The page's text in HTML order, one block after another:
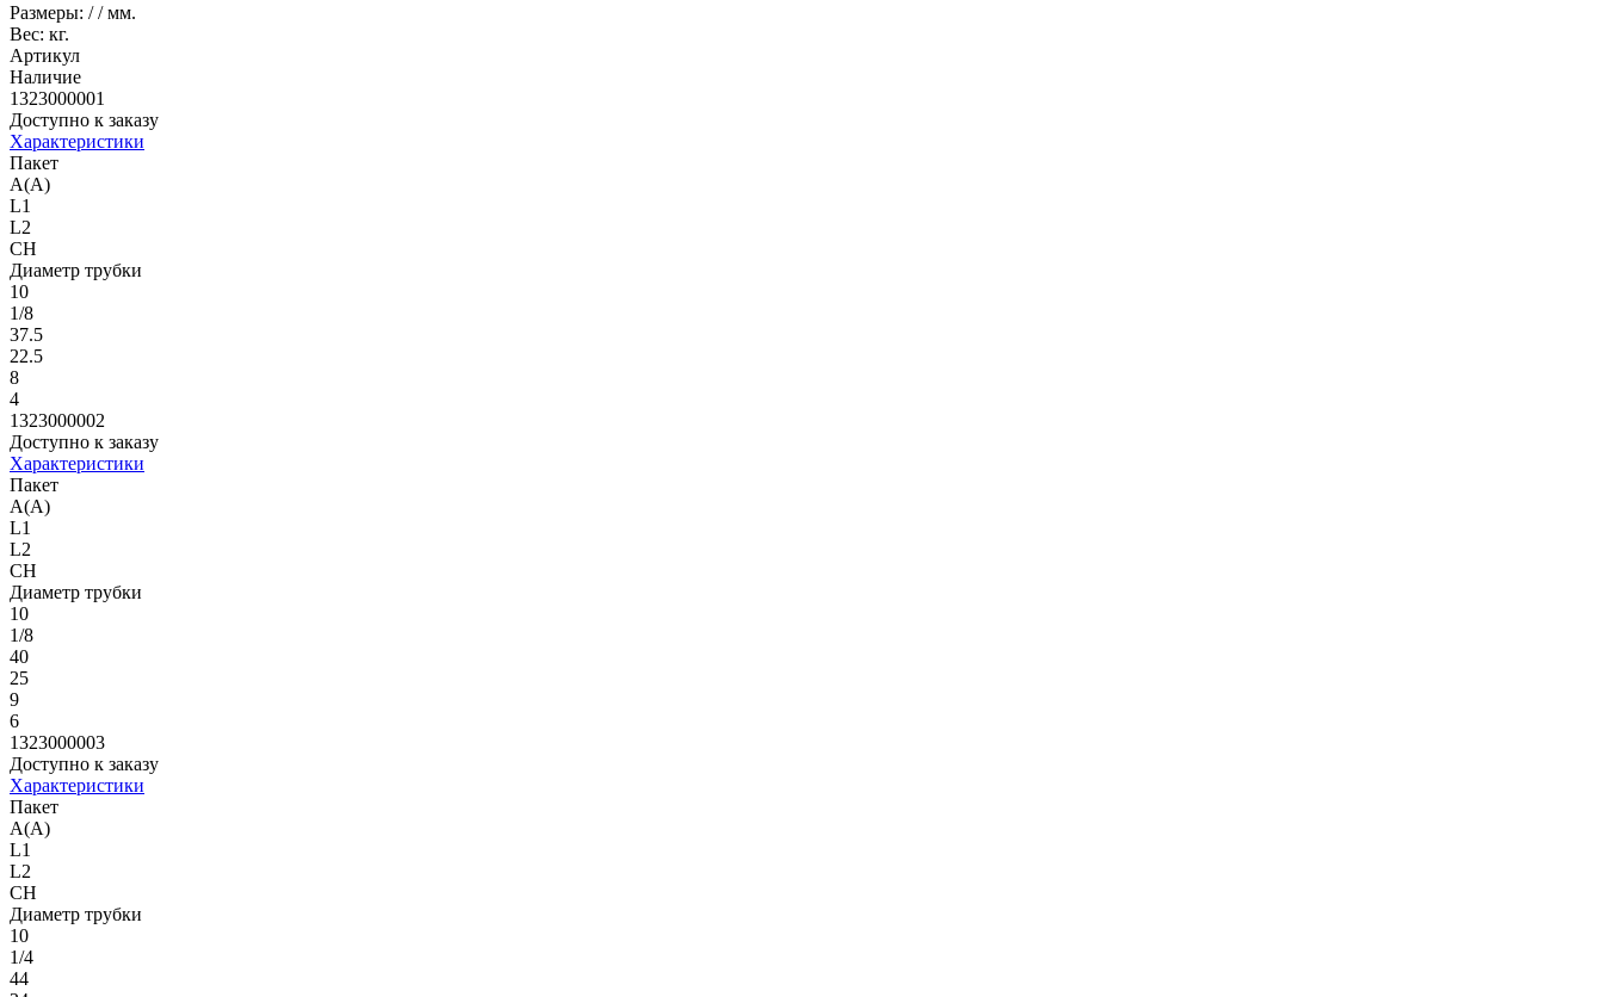
Размеры: //мм.
Вес: кг.
Артикул
Наличие
1323000001
Доступно к заказу
Характеристики
Пакет
A(A)
L1
L2
CH
Диаметр трубки
10
1/8
37.5
22.5
8
4
1323000002
Доступно к заказу
Характеристики
Пакет
A(A)
L1
L2
CH
Диаметр трубки
10
1/8
40
25
9
6
1323000003
Доступно к заказу
Характеристики
Пакет
A(A)
L1
L2
CH
Диаметр трубки
10
1/4
44